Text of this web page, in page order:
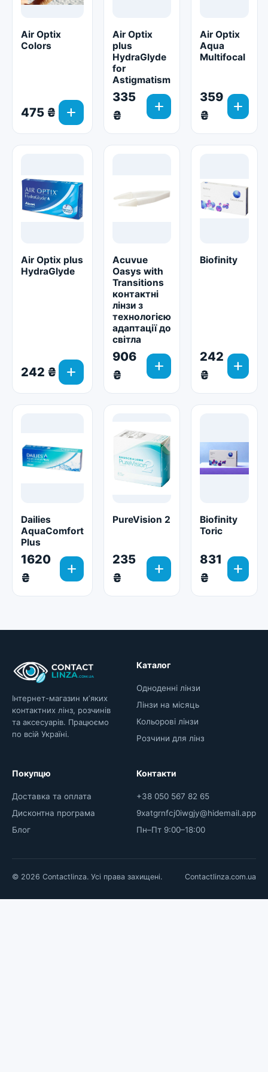
Air Optix
Colors
475 ₴ add
Air Optix
plus
HydraGlyde
for
Astigmatism
335
₴
add
Air Optix
Aqua
Multifocal
359
₴
add
Air Optix plus
HydraGlyde
242 ₴ add
Acuvue
Oasys with
Transitions
контактні
лінзи з
технологією
адаптації до
світла
906
₴
add
Biofinity
242
₴
add
Dailies
AquaСomfort
Plus
1620
₴
add
PureVision 2
235
₴
add
Biofinity
Toric
831
₴
add
Інтернет-магазин мʼяких
контактних лінз, розчинів
та аксесуарів. Працюємо
по всій Україні.
Каталог
Одноденні лінзи
Лінзи на місяць
Кольорові лінзи
Розчини для лінз
Покупцю
Доставка та оплата
Дисконтна програма
Блог
Контакти
+38 050 567 82 65
9xatgrnfcj0iwgjy@hidemail.app
Пн–Пт 9:00–18:00
© 2026 Contactlinza. Усі права захищені. Contactlinza.com.ua